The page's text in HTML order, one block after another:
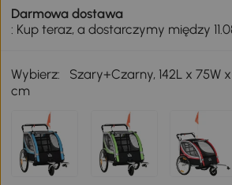
Darmowa dostawa
: Kup teraz, a dostarczymy między
Wybierz:
Szary+Czarny, 142L x 75W x
cm